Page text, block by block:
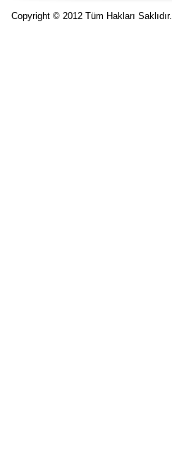
Copyright © 2012 Tüm Hakları Saklıdır.